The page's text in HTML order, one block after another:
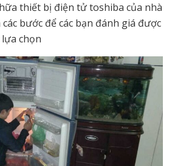
thiết bị điện tử toshiba của nhà
bước để các bạn đánh giá được
chọn